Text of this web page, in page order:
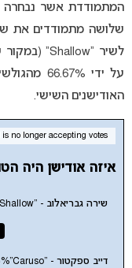
המתמודדת אשר נבחרה
שלושה מתמודדים את
לשיר “Shallow” (במקור של
על ידי
האודישנים השישי.
is no longer accepting votes
איזה אודישן היה
שירה גבריאלוב - "Shallow"
דייב ספקטור - "Caruso"